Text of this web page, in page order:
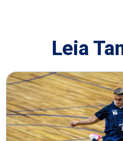
Leia